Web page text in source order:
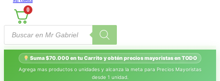
0
Búsqueda
productos
Suma $70.000 en tu Carrito y obtén precios mayoristas en TODO
Agrega mas productos o unidades y alcanza la meta para Precios Mayoristas
desde 1 unidad.